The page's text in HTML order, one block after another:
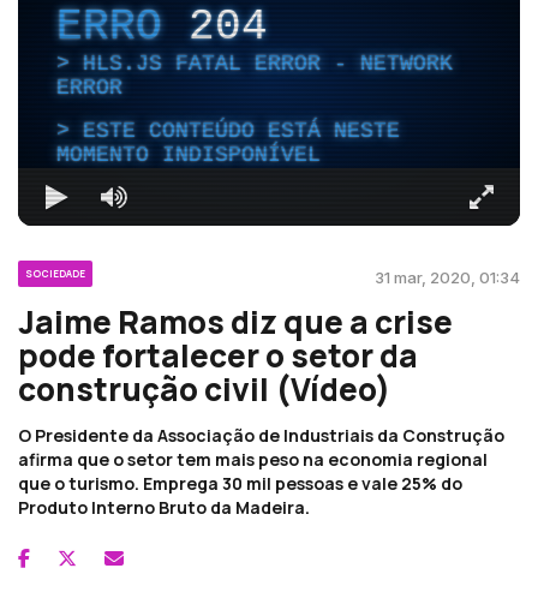
ERRO204
HLS.JS FATAL ERROR - NETWORK
ERROR
ESTE CONTEÚDO ESTÁ NESTE
MOMENTO INDISPONÍVEL
SOCIEDADE 31 mar, 2020, 01:34
Jaime Ramos diz que a crise
pode fortalecer o setor da
construção civil (Vídeo)
O Presidente da Associação de Industriais da Construção
afirma que o setor tem mais peso na economia regional
que o turismo. Emprega 30 mil pessoas e vale 25% do
Produto Interno Bruto da Madeira.